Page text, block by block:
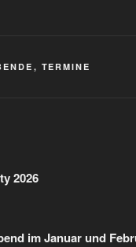
, TERMINE
2026
im Januar und